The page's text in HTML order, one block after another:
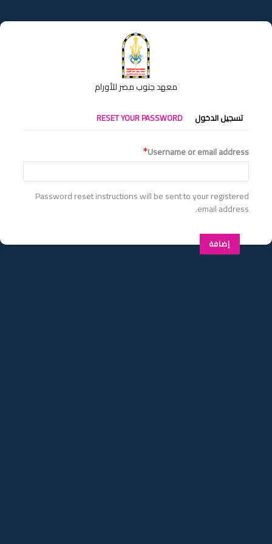
إلى
المحتوى
معهد جنوب مصر للأورام
التبويبات
الأساسية
تسجيل الدخول RESET YOUR PASSWORD
Username or email address
Password reset instructions will be sent to your registered
email address.